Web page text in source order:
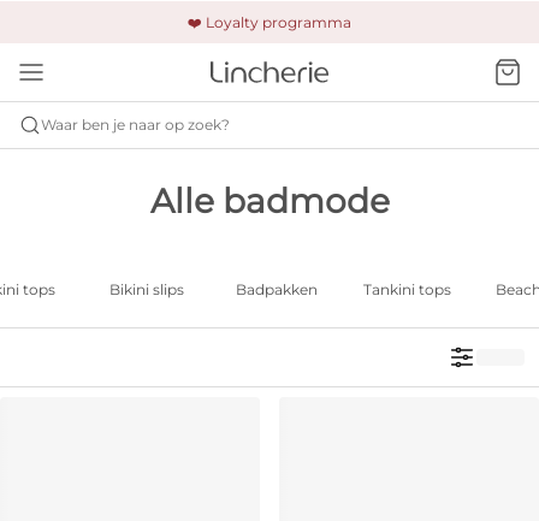
❤️ Loyalty programma
🚚 Gratis verzending & retour
🔒 Altijd veilig betalen
Waar ben je naar op zoek?
Alle badmode
tops Bikini slips Badpakken Tankini tops